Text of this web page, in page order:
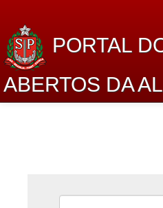
PORTAL
ABERTOS DA
Lei de Acesso à Informação